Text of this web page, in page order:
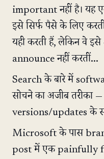
important नहीं है। यह
इसे सिर्फ पैसे के लिए
यही करती हैं, लेकिन वे
announce नहीं करतीं...
Search के बारे में
सोचने का अजीब तरीका
versions/updates के
Microsoft के पास
post में एक painfully